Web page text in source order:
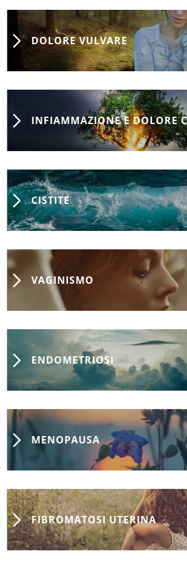
DOLORE VULVARE
INFIAMMAZIONE E DOLORE
CISTITE
VAGINISMO
ENDOMETRIOSI
MENOPAUSA
FIBROMATOSI UTERINA